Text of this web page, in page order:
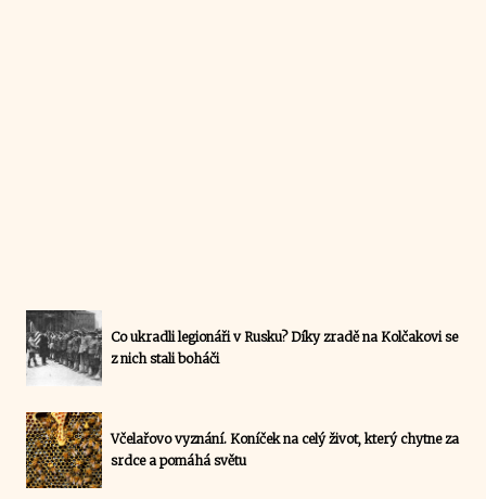
Co ukradli legionáři v Rusku? Díky zradě na Kolčakovi se
z nich stali boháči
Včelařovo vyznání. Koníček na celý život, který chytne za
srdce a pomáhá světu